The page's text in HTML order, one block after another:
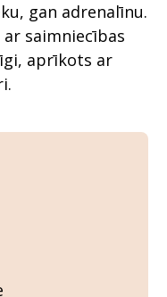
gan adrenalīnu.
saimniecības
aprīkots ar